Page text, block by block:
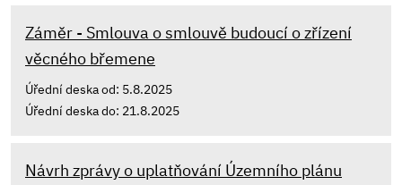
Záměr - Smlouva o smlouvě budoucí o zřízení
věcného břemene
Úřední deska od: 5.8.2025
Úřední deska do: 21.8.2025
Návrh zprávy o uplatňování Územního plánu